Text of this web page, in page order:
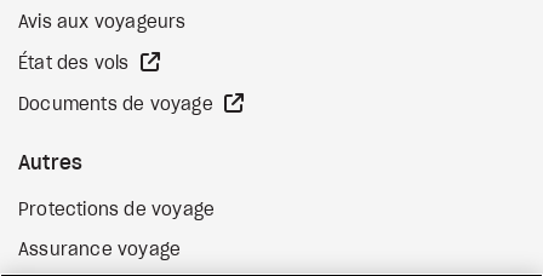
Avis aux voyageurs
État des vols
Documents de voyage
Autres
Protections de voyage
Assurance voyage